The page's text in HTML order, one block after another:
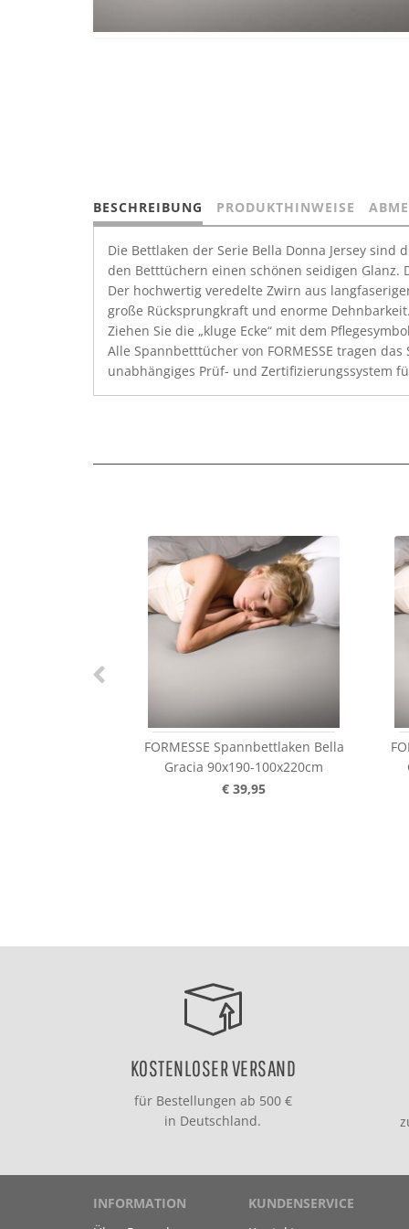
BESCHREIBUNG PRODUKTHINWEISE
Die Bettlaken der Serie Bella Donna Jersey
den Betttüchern einen schönen seidigen
Der hochwertig veredelte Zwirn aus
große Rücksprungkraft und enorme
Ziehen Sie die „kluge Ecke“ mit dem
Alle Spannbetttücher von FORMESSE tragen
unabhängiges Prüf- und Zertifizierungssystem
FORMESSE Spannbettlaken Bella
Gracia 90x190-100x220cm
€ 39,95
KOSTENLOSER VERSAND
für Bestellungen ab 500 €
in Deutschland.
INFORMATION
KUNDENSERVICE